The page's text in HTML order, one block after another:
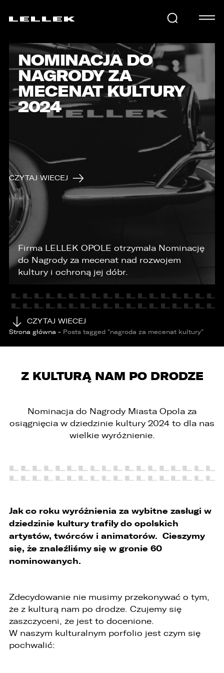
SAMOCHODY
USŁUGI
AKTUALNOŚCI
KARIERA
KONTAKT
E-LELLEK
NOMINACJA DO
NAGRODY ZA
MECENAT KULTURY
2024
Firma LELLEK OPOLE otrzymała Nominację
do Nagrody za mecenat nad rozwojem
kultury i ochroną jej dóbr.
CZYTAJ WIECEJ
CZYTAJ WIECEJ
Strona główna - Posts tagged "nagroda za mecenat kultury"
Z KULTURĄ NAM PO DRODZE
Nominacja do Nagrody Miasta Opola za
osiągnięcia w dziedzinie kultury 2024 to dla nas
wielkie wyróżnienie.
Jak co roku wyróżnienia za wybitne zasługi w
dziedzinie kultury trafiły do opolskich
artystów, twórców i animatorów. Cieszymy
się, że znaleźliśmy się w gronie 60
nominowanych.
Zdecydowanie nie musimy przekonywać o tym,
że z kulturą nam po drodze. Czujemy się
zaszczyceni, że jest to docenione.
W naszym kulturalnym porfolio jest czym się
pochwalić:
jednocześnie trzy samochody.
Wybierz samochód, który mamy zastąpić
Audi Q7 45 TDI quattro.
ZASTĄP
FACEBOOK
WHATSAPP
EMAIL
SKOPIUJ LINK